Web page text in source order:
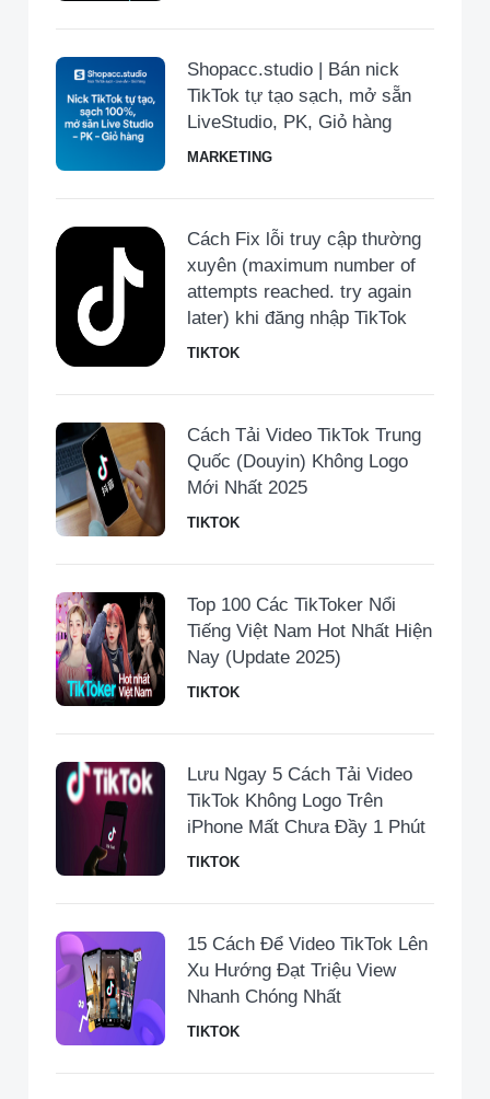
Shopacc.studio | Bán nick
TikTok tự tạo sạch, mở sẵn
LiveStudio, PK, Giỏ hàng
MARKETING
Cách Fix lỗi truy cập thường
xuyên (maximum number of
attempts reached. try again
later) khi đăng nhập TikTok
TIKTOK
Cách Tải Video TikTok Trung
Quốc (Douyin) Không Logo
Mới Nhất 2025
TIKTOK
Top 100 Các TikToker Nổi
Tiếng Việt Nam Hot Nhất Hiện
Nay (Update 2025)
TIKTOK
Lưu Ngay 5 Cách Tải Video
TikTok Không Logo Trên
iPhone Mất Chưa Đầy 1 Phút
TIKTOK
15 Cách Để Video TikTok Lên
Xu Hướng Đạt Triệu View
Nhanh Chóng Nhất
TIKTOK